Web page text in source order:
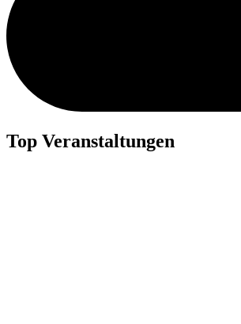
Top Veranstaltungen